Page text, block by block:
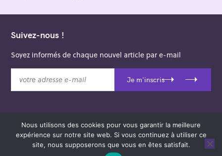
Suivez-nous !
Soyez informés de chaque nouvel article par e-mail
t
Je m'inscris
© 2026 Saint-Merry Hors-les-Murs.
Theme: Felt byPixelgrade.
Nous utilisons des cookies pour vous garantir la meilleure
expérience sur notre site web. Si vous continuez à utiliser ce
site, nous supposerons que vous en êtes satisfait.